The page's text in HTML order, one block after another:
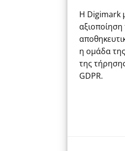
Η Digimark
η ομάδα
της
GDPR.